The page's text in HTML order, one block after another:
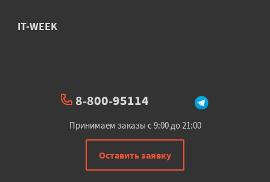
IT-WEEK
8-800-95114
Принимаем заказы с 9:00 до 21:00
Оставить заявку